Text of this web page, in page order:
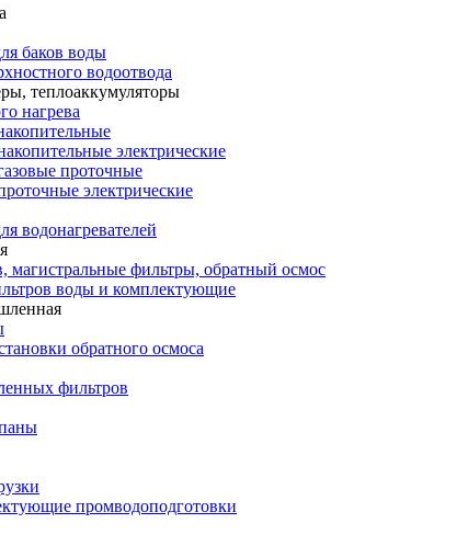
баков воды
водоотвода
теплоаккумуляторы
нагрева
электрические
проточные
электрические
водонагревателей
магистральные фильтры, обратный осмос
воды и комплектующие
обратного осмоса
фильтров
промводоподготовки